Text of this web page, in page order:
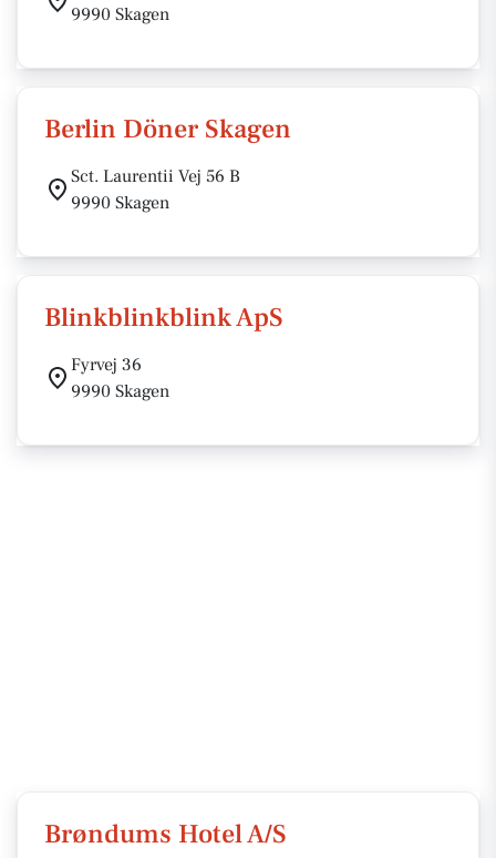
9990 Skagen
Berlin Döner Skagen
Sct. Laurentii Vej 56 B
9990 Skagen
Blinkblinkblink ApS
Fyrvej 36
9990 Skagen
Brøndums Hotel A/S